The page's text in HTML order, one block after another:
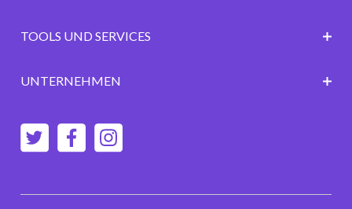
TOOLS UND SERVICES
UNTERNEHMEN